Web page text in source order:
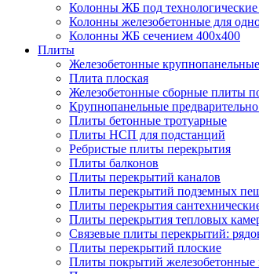
Колонны ЖБ под
Колонны железобетонные для
Колонны ЖБ сечением 400х400
Плиты
Железобетонные
Плита плоская
Железобетонные сборные плиты
Крупнопанельные
Плиты бетонные тротуарные
Плиты НСП для подстанций
Ребристые плиты перекрытия
Плиты балконов
Плиты перекрытий каналов
Плиты перекрытий подземных
Плиты перекрытия
Плиты перекрытия тепловых
Связевые плиты перекрытий:
Плиты перекрытий плоские
Плиты покрытий железобетонные